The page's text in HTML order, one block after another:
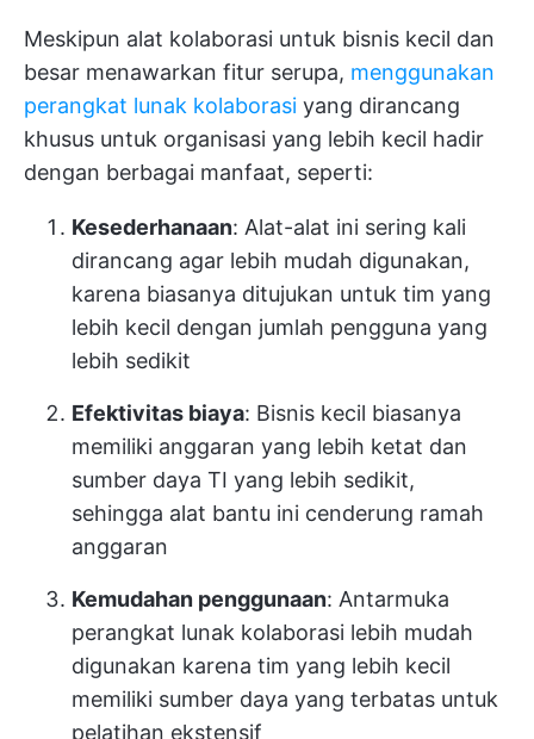
Meskipun alat kolaborasi untuk bisnis kecil dan
besar menawarkan fitur serupa, menggunakan
perangkat lunak kolaborasi yang dirancang
khusus untuk organisasi yang lebih kecil hadir
dengan berbagai manfaat, seperti:
Kesederhanaan: Alat-alat ini sering kali
dirancang agar lebih mudah digunakan,
karena biasanya ditujukan untuk tim yang
lebih kecil dengan jumlah pengguna yang
lebih sedikit
Efektivitas biaya: Bisnis kecil biasanya
memiliki anggaran yang lebih ketat dan
sumber daya TI yang lebih sedikit,
sehingga alat bantu ini cenderung ramah
anggaran
Kemudahan penggunaan: Antarmuka
perangkat lunak kolaborasi lebih mudah
digunakan karena tim yang lebih kecil
memiliki sumber daya yang terbatas untuk
pelatihan ekstensif